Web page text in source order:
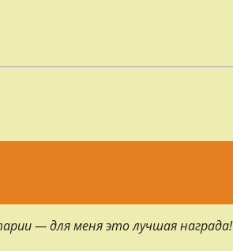
— для меня это лучшая награда!